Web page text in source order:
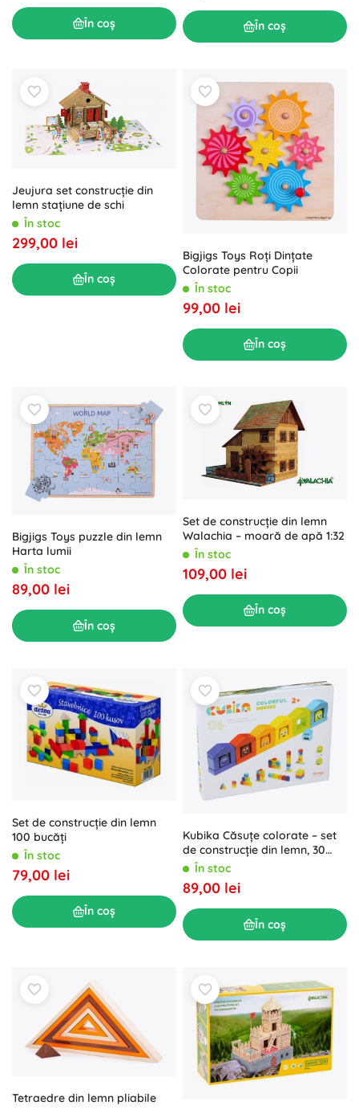
În coș În coș
Jeujura set construcție din
lemn stațiune de schi
În stoc
299,00 lei
În coș
Bigjigs Toys Roți Dințate
Colorate pentru Copii
În stoc
99,00 lei
În coș
Bigjigs Toys puzzle din lemn
Harta lumii
În stoc
89,00 lei
În coș
Set de construcție din lemn
Walachia – moară de apă 1:32
În stoc
109,00 lei
În coș
Set de construcție din lemn
100 bucăți
În stoc
79,00 lei
În coș
Kubika Căsuțe colorate – set
de construcție din lemn, 30
piese
În stoc
89,00 lei
În coș
Tetraedre din lemn pliabile